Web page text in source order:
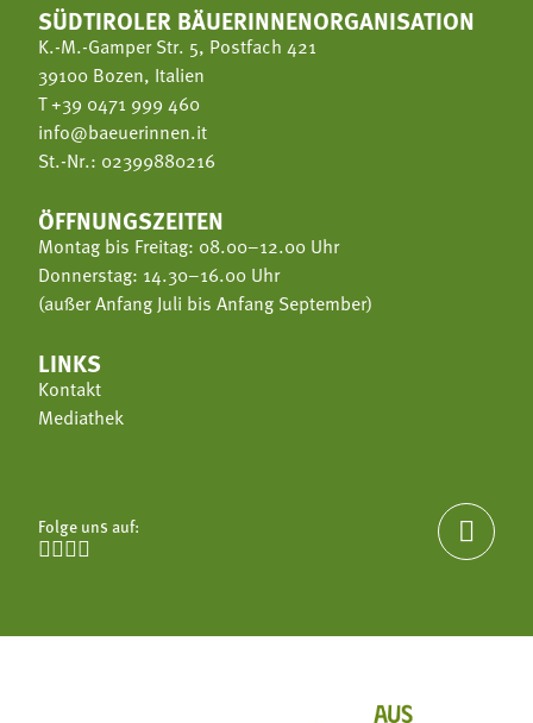
SÜDTIROLER BÄUERINNENORGANISATION
K.-M.-Gamper Str. 5, Postfach 421
39100 Bozen, Italien
T+39 0471 999 460
info@baeuerinnen.it
St.-Nr.: 02399880216
ÖFFNUNGSZEITEN
Montag bis Freitag: 08.00–12.00 Uhr
Donnerstag: 14.30–16.00 Uhr
(außer Anfang Juli bis Anfang September)
LINKS
Kontakt
Mediathek
Folge uns auf:

